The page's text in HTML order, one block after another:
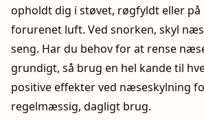
opholdt dig i støvet, røgfyldt eller på
forurenet luft. Ved snorken, skyl
seng. Har du behov for at rense
grundigt, så brug en hel kande til
positive effekter ved næseskylning
regelmæssig, dagligt brug.